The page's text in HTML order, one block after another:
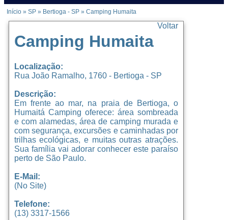
Início » SP » Bertioga - SP » Camping Humaita
Voltar
Camping Humaita
Localização:
Rua João Ramalho, 1760 - Bertioga - SP
Descrição:
Em frente ao mar, na praia de Bertioga, o
Humaitá Camping oferece: área sombreada
e com alamedas, área de camping murada e
com segurança, excursões e caminhadas por
trilhas ecológicas, e muitas outras atrações.
Sua família vai adorar conhecer este paraíso
perto de São Paulo.
E-Mail:
(No Site)
Telefone:
(13) 3317-1566